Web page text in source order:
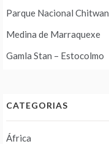
Parque Nacional Chitwan
Medina de Marraquexe
Gamla Stan – Estocolmo
CATEGORIAS
África